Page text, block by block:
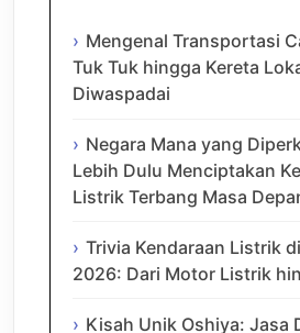
Mengenal Transportasi
Tuk Tuk hingga Kereta
Diwaspadai
Negara Mana yang
Lebih Dulu Menciptakan
Listrik Terbang Masa
Trivia Kendaraan Listrik
2026: Dari Motor Listrik
Kisah Unik Oshiya: Jasa